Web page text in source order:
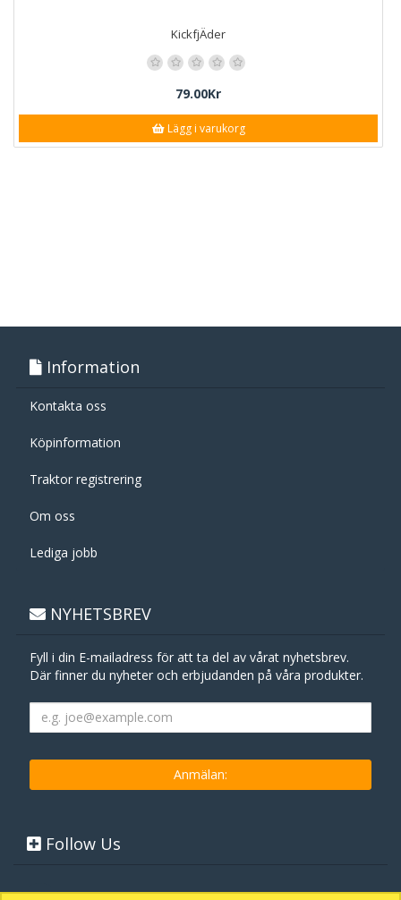
KickfjÄder
79.00Kr
Lägg i varukorg
Information
Kontakta oss
Köpinformation
Traktor registrering
Om oss
Lediga jobb
NYHETSBREV
Fyll i din E-mailadress för att ta del av vårat nyhetsbrev.
Där finner du nyheter och erbjudanden på våra produkter.
Follow Us